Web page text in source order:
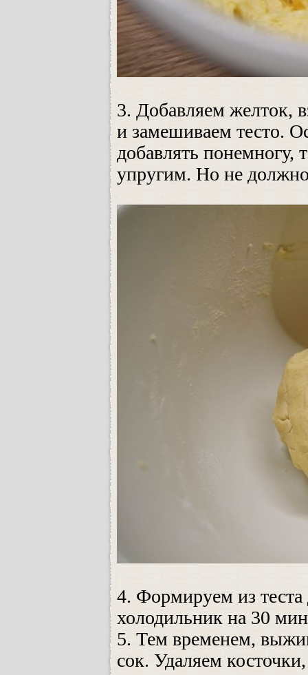
3. Добавляем желток,
и замешиваем тесто.
добавлять понемногу,
упругим. Но не
4. Формируем из теста
холодильник на 30
5. Тем временем,
сок. Удаляем